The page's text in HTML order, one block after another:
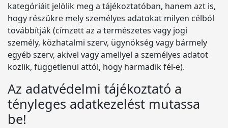
kategóriáit jelölik meg a tájékoztatóban, hanem azt is,
hogy részükre mely személyes adatokat milyen célból
továbbítják (címzett az a természetes vagy jogi
személy, közhatalmi szerv, ügynökség vagy bármely
egyéb szerv, akivel vagy amellyel a személyes adatot
közlik, függetlenül attól, hogy harmadik fél-e).
Az adatvédelmi tájékoztató a
tényleges adatkezelést mutassa
be!